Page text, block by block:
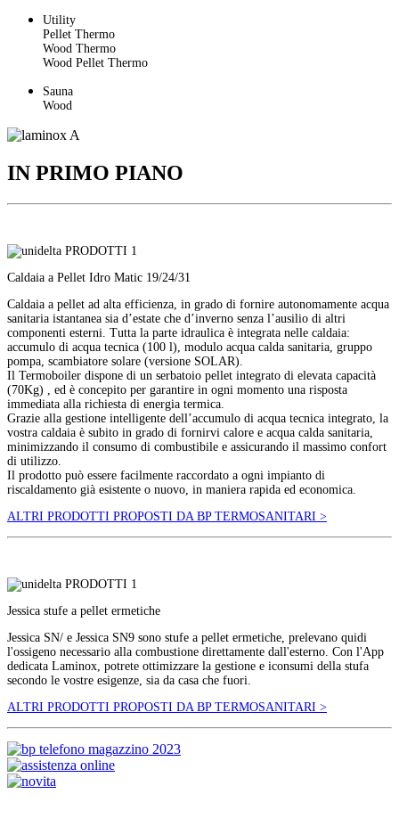
Utility
Pellet Thermo
Wood Thermo
Wood Pellet Thermo
Sauna
Wood
IN PRIMO PIANO
Caldaia a Pellet Idro Matic 19/24/31
Caldaia a pellet ad alta efficienza, in grado di fornire autonomamente acqua
sanitaria istantanea sia d’estate che d’inverno senza l’ausilio di altri
componenti esterni. Tutta la parte idraulica è integrata nelle caldaia:
accumulo di acqua tecnica (100 l), modulo acqua calda sanitaria, gruppo
pompa, scambiatore solare (versione SOLAR).
Il Termoboiler dispone di un serbatoio pellet integrato di elevata capacità
(70Kg) , ed è concepito per garantire in ogni momento una risposta
immediata alla richiesta di energia termica.
Grazie alla gestione intelligente dell’accumulo di acqua tecnica integrato, la
vostra caldaia è subito in grado di fornirvi calore e acqua calda sanitaria,
minimizzando il consumo di combustibile e assicurando il massimo confort
di utilizzo.
Il prodotto può essere facilmente raccordato a ogni impianto di
riscaldamento già esistente o nuovo, in maniera rapida ed economica.
ALTRI PRODOTTI PROPOSTI DA BP TERMOSANITARI >
Jessica stufe a pellet ermetiche
Jessica SN/ e Jessica SN9 sono stufe a pellet ermetiche, prelevano quidi
l'ossigeno necessario alla combustione direttamente dall'esterno. Con l'App
dedicata Laminox, potrete ottimizzare la gestione e iconsumi della stufa
secondo le vostre esigenze, sia da casa che fuori.
ALTRI PRODOTTI PROPOSTI DA BP TERMOSANITARI >